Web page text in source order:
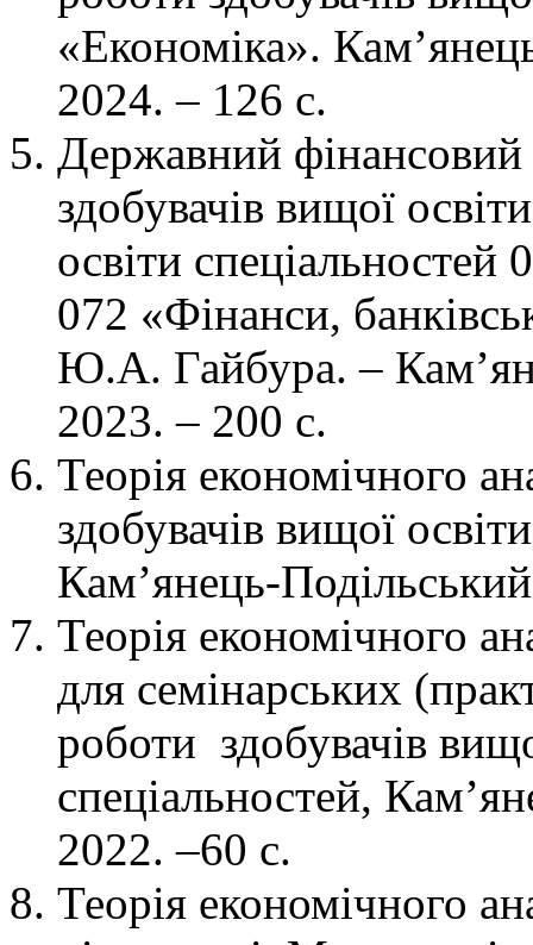
«Економіка».
2024. – 126 с.
Державний фінансовий
здобувачів вищої
освіти спеціальностей
072 «Фінанси,
Ю.А. Гайбура. –
2023. – 200 с.
Теорія економічного
здобувачів вищої
Кам’янець-
Теорія економічного
для семінарських
роботи здобувачів
спеціальностей,
2022. –60 с.
Теорія економічного